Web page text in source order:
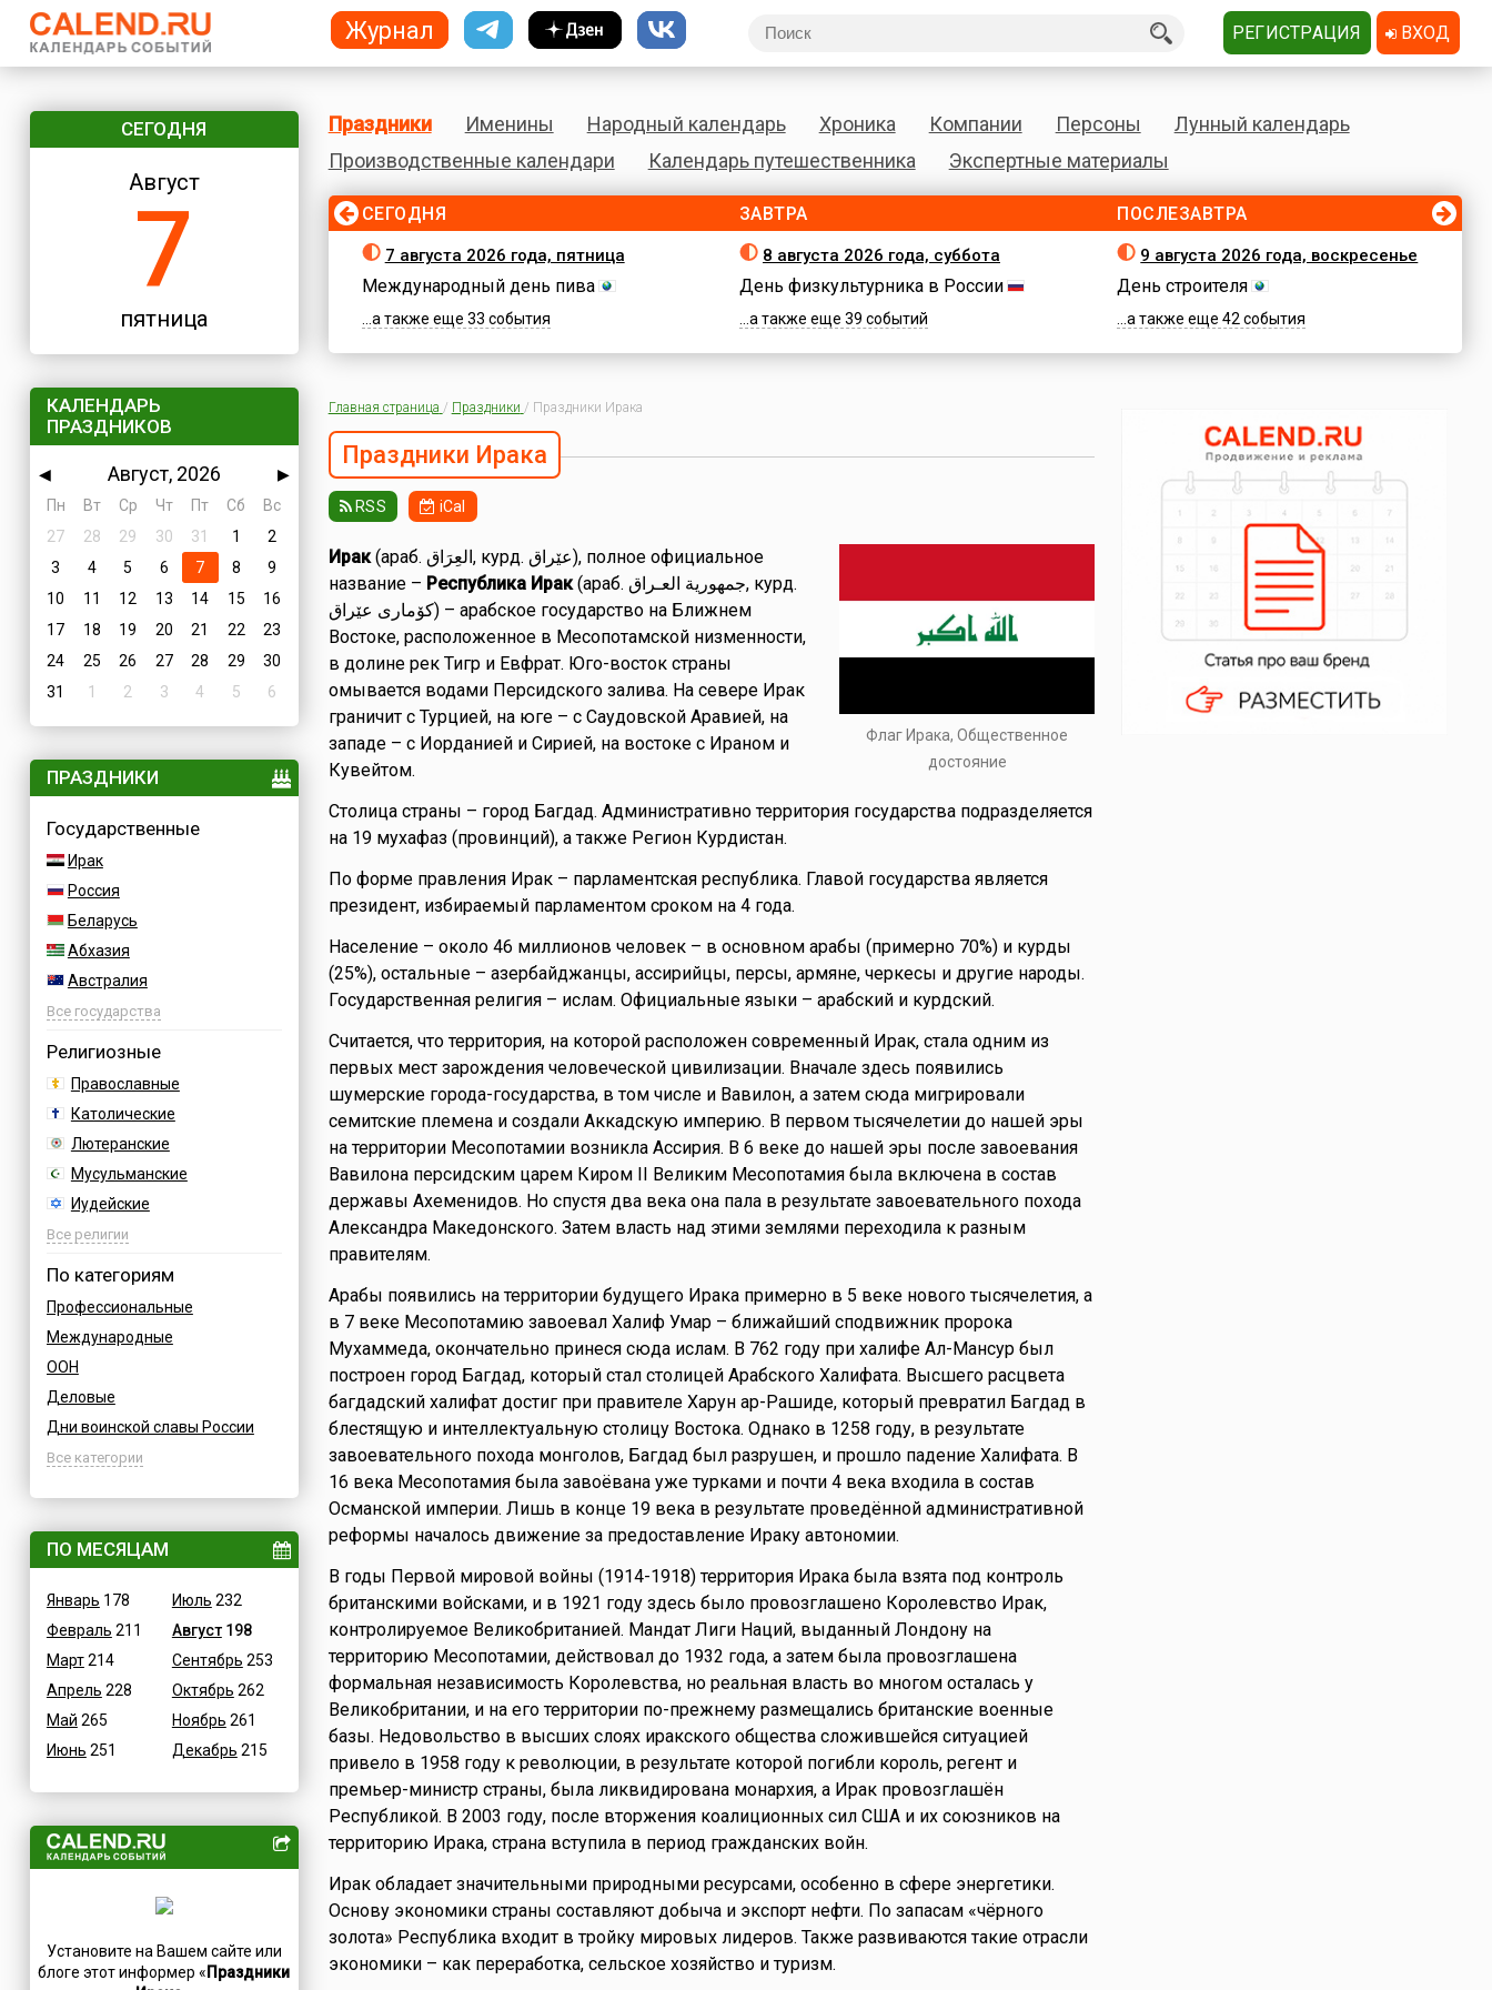
СЕГОДНЯ
Август
7
пятница
КАЛЕНДАРЬ
ПРАЗДНИКОВ
◀ Август, 2026
▶
Пн
Вт Ср Чт Пт Сб
Вс
27
28 29 30 31 1
2
3
4 5 6 7 8
9
10
11 12 13 14 15
16
17
18 19 20 21 22
23
24
25 26 27 28 29
30
31
1 2 3 4 5 6
ПРАЗДНИКИ
Государственные
Ирак
Россия
Беларусь
Абхазия
Австралия
Австрия
Болгария
Босния
Бразилия
Великобритания
Венгрия
Вьетнам
Германия
Дания
Зимбабве
Израиль
Индия
Иордания
Иран
Ирландия
Исландия
Италия
Канада
Все государства
Религиозные
Православные
Католические
Лютеранские
Мусульманские
Иудейские
Буддийские
Все религии
По категориям
Профессиональные
Международные
ООН
Деловые
Дни воинской славы России
Армейские
Водные
Детские
В честь икон
Дни памяти святых
Конституционные
Культурные
Масс-медийные
Независимые
Посты
Все категории
ПО МЕСЯЦАМ
Январь 178
Февраль 211
Март214
Апрель 228
Май 265
Июнь 251
Июль 232
Август198
Сентябрь 253
Октябрь 262
Ноябрь 261
Декабрь 215
Установите на Вашем сайте или
блоге этот информер « Праздники
Праздники Именины Народный календарь Хроника Компании Персоны
Лунный календарь
Производственные календари
Календарь путешественника Экспертные материалы
СЕГОДНЯ
7 августа 2026 года, пятница
Международный день пива
...а также еще 33 события
ЗАВТРА
8 августа 2026 года, суббота
День физкультурника в России
...а также еще 39 событий
ПОСЛЕЗАВТРА
9 августа 2026 года, воскресенье
День строителя
...а также еще 42 события
Главная страница / Праздники / Праздники Ирака
Праздники Ирака
RSS iCal
Флаг Ирака, Общественное
достояние
Ирак(араб. العِرَاق‎, курд. عێراق), полное официальное
название – Республика Ирак(араб. جمهورية العـراق, курд.
كۆماری عێراق) – арабское государство на Ближнем
Востоке, расположенное в Месопотамской низменности,
в долине рек Тигр и Евфрат. Юго-восток страны
омывается водами Персидского залива. На севере Ирак
граничит с Турцией, на юге – с Саудовской Аравией, на
западе – с Иорданией и Сирией, на востоке с Ираном и
Кувейтом.
Столица страны – город Багдад. Административно территория государства подразделяется
на 19 мухафаз (провинций), а также Регион Курдистан.
По форме правления Ирак – парламентская республика. Главой государства является
президент, избираемый парламентом сроком на 4 года.
Население – около 46 миллионов человек – в основном арабы (примерно 70%) и курды
(25%), остальные – азербайджанцы, ассирийцы, персы, армяне, черкесы и другие народы.
Государственная религия – ислам. Официальные языки – арабский и курдский.
Считается, что территория, на которой расположен современный Ирак, стала одним из
первых мест зарождения человеческой цивилизации. Вначале здесь появились
шумерские города-государства, в том числе и Вавилон, а затем сюда мигрировали
семитские племена и создали Аккадскую империю. В первом тысячелетии до нашей эры
на территории Месопотамии возникла Ассирия. В 6 веке до нашей эры после завоевания
Вавилона персидским царем Киром II Великим Месопотамия была включена в состав
державы Ахеменидов. Но спустя два века она пала в результате завоевательного похода
Александра Македонского. Затем власть над этими землями переходила к разным
правителям.
Арабы появились на территории будущего Ирака примерно в 5 веке нового тысячелетия, а
в 7 веке Месопотамию завоевал Халиф Умар – ближайший сподвижник пророка
Мухаммеда, окончательно принеся сюда ислам. В 762 году при халифе Ал-Мансур был
построен город Багдад, который стал столицей Арабского Халифата. Высшего расцвета
багдадский халифат достиг при правителе Харун ар-Рашиде, который превратил Багдад в
блестящую и интеллектуальную столицу Востока. Однако в 1258 году, в результате
завоевательного похода монголов, Багдад был разрушен, и прошло падение Халифата. В
16 века Месопотамия была завоёвана уже турками и почти 4 века входила в состав
Османской империи. Лишь в конце 19 века в результате проведённой административной
реформы началось движение за предоставление Ираку автономии.
В годы Первой мировой войны (1914-1918) территория Ирака была взята под контроль
британскими войсками, и в 1921 году здесь было провозглашено Королевство Ирак,
контролируемое Великобританией. Мандат Лиги Наций, выданный Лондону на
территорию Месопотамии, действовал до 1932 года, а затем была провозглашена
формальная независимость Королевства, но реальная власть во многом осталась у
Великобритании, и на его территории по-прежнему размещались британские военные
базы. Недовольство в высших слоях иракского общества сложившейся ситуацией
привело в 1958 году к революции, в результате которой погибли король, регент и
премьер-министр страны, была ликвидирована монархия, а Ирак провозглашён
Республикой. В 2003 году, после вторжения коалиционных сил США и их союзников на
территорию Ирака, страна вступила в период гражданских войн.
Ирак обладает значительными природными ресурсами, особенно в сфере энергетики.
Основу экономики страны составляют добыча и экспорт нефти. По запасам «чёрного
золота» Республика входит в тройку мировых лидеров. Также развиваются такие отрасли
экономики – как переработка, сельское хозяйство и туризм.
Журнал РЕГИСТРАЦИЯ ВХОД